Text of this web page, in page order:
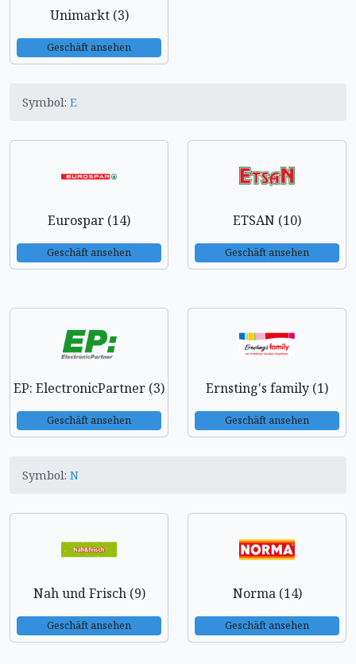
Unimarkt (3)
Geschäft ansehen
Symbol: E
Eurospar (14)
Geschäft ansehen
ETSAN (10)
Geschäft ansehen
EP: ElectronicPartner (3)
Geschäft ansehen
Ernsting's family (1)
Geschäft ansehen
Symbol: N
Nah und Frisch (9)
Geschäft ansehen
Norma (14)
Geschäft ansehen